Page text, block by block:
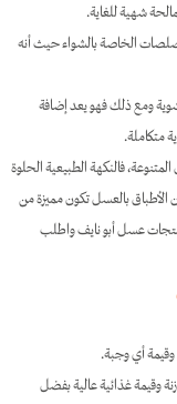
شهية للغاية.
الخاصة بالشواء حيث أنه
ومع ذلك فهو يعد إضافة
متكاملة.
فالنكهة الطبيعية الحلوة
الأطباق بالعسل تكون مميزة من
عسل أبو نايف واطلب
أي وجبة.
وقيمة غذائية عالية بفضل